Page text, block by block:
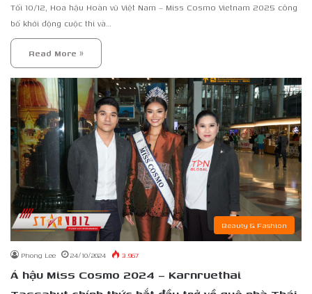
Tối 10/12, Hoa hậu Hoàn vũ Việt Nam – Miss Cosmo Vietnam 2025 công
bố khởi động cuộc thi và…
Read More »
Beauty & Fashion
Phong Lee 24/10/2024 3.967
Á hậu Miss Cosmo 2024 – Karnruethai